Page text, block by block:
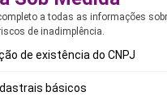
a todas as informações
de inadimplência.
de existência do CNPJ
básicos